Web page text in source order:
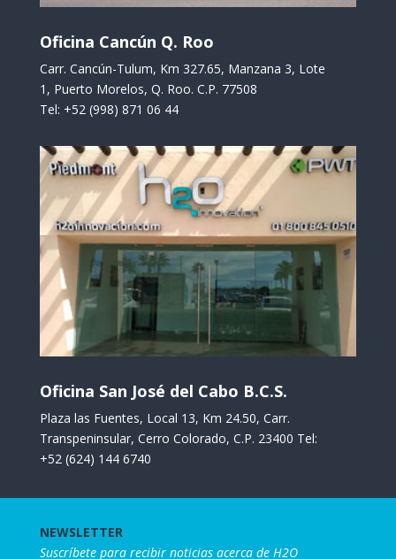
Oficina Cancún Q. Roo
Carr. Cancún-Tulum, Km 327.65, Manzana 3, Lote
1, Puerto Morelos, Q. Roo. C.P. 77508
Tel: +52 (998) 871 06 44
Oficina San José del Cabo B.C.S.
Plaza las Fuentes, Local 13, Km 24.50, Carr.
Transpeninsular, Cerro Colorado, C.P. 23400 Tel:
+52 (624) 144 6740
NEWSLETTER
Suscríbete para recibir noticias acerca de H2O